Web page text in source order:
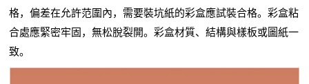
格，偏差在允許范圍內，需要裝坑紙的彩盒應試裝合格。彩盒粘
合處應緊密牢固，無松脫裂開。彩盒材質、結構與樣板或圖紙一
致。